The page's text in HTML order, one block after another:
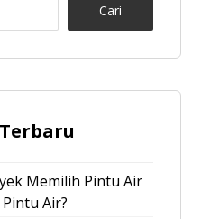
Cari
Memilih Pintu Air
Air?